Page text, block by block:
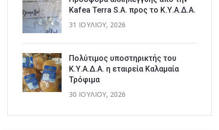
Kafea Terra S.A. προς το Κ.Υ.Α.Δ.Α.
31 ΙΟΥΛΊΟΥ, 2026
Πολύτιμος υποστηρικτής του
Κ.Υ.Α.Δ.Α. η εταιρεία Καλαμαία
Τρόφιμα
30 ΙΟΥΛΊΟΥ, 2026